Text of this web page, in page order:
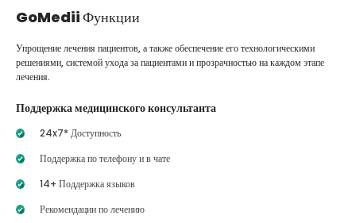
GoMediiФункции
Упрощение лечения пациентов, а также обеспечение его технологическими
решениями, системой ухода за пациентами и прозрачностью на каждом этапе
лечения.
Поддержка медицинского консультанта
24x7* Доступность
Поддержка по телефону и в чате
14+ Поддержка языков
Рекомендации по лечению